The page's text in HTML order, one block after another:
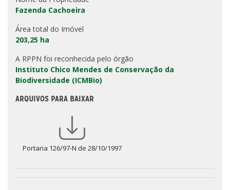
Fazenda Cachoeira
Área total do Imóvel
203,25 ha
A RPPN foi reconhecida pelo órgão
Instituto Chico Mendes de Conservação da
Biodiversidade (ICMBio)
ARQUIVOS PARA BAIXAR
Portaria 126/97-N de 28/10/1997